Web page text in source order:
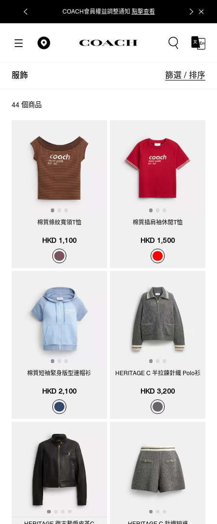
COACH會員權益調整通知 點擊查看 立即追蹤
服飾 篩選 / 排序
44 個商品
棉質條紋寬領T恤
HKD 1,100
棉質插肩袖休閒T恤
HKD 1,500
棉質短袖緊身版型連帽衫
HKD 2,100
HERITAGE C 半拉鍊針織 Polo衫
HKD 3,200